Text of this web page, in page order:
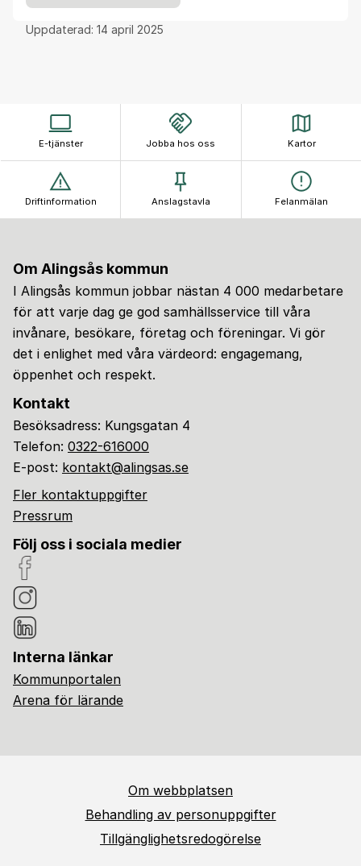
Uppdaterad: 14 april 2025
E-tjänster Jobba hos oss Kartor
Driftinformation Anslagstavla Felanmälan
Om Alingsås kommun
I Alingsås kommun jobbar nästan 4 000 medarbetare
för att varje dag ge god samhällsservice till våra
invånare, besökare, företag och föreningar. Vi gör
det i enlighet med våra värdeord: engagemang,
öppenhet och respekt.
Kontakt
Besöksadress: Kungsgatan 4
Telefon: 0322-616000
E-post: kontakt@alingsas.se
Fler kontaktuppgifter
Pressrum
Följ oss i sociala medier
Interna länkar
Kommunportalen
Arena för lärande
Om webbplatsen
Behandling av personuppgifter
Tillgänglighetsredogörelse